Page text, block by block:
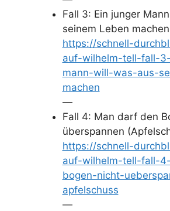
Fall 3: Ein junger
seinem Leben machen
https://schnell-
auf-wilhelm-tell-fall-
mann-will-was-aus-
machen
—
Fall 4: Man darf den
überspannen
https://schnell-
auf-wilhelm-tell-fall-
bogen-nicht-
apfelschuss
—